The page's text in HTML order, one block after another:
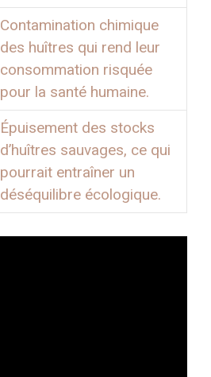
Contamination chimique
des huîtres qui rend leur
consommation risquée
pour la santé humaine.
Épuisement des stocks
d’huîtres sauvages, ce qui
pourrait entraîner un
déséquilibre écologique.